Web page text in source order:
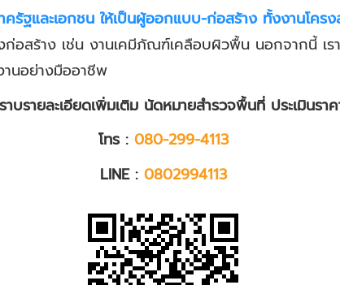
ครัฐและเอกชน ให้เป็นผู้ออกแบบ-ก่อสร้าง ทั้งงานโค
ก่อสร้าง เช่น งานเคมีภัณฑ์เคลือบผิวพื้น นอกจากนี้ เ
นอย่างมืออาชีพ
บรายละเอียดเพิ่มเติม นัดหมายสำรวจพื้นที่ ประเมินรา
โทร : 080-299-4113
LINE : 0802994113